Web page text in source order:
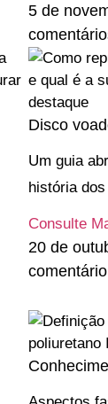
5 de
Disco
Um guia
história
Consulte
20 de
comentário